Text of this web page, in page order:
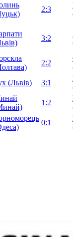
2:3
3:2
2:2
(Львів) 3:1
1:2
0:1